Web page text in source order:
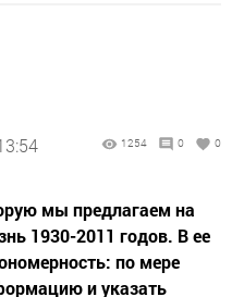
1254 0 0
мы предлагаем на
1930-2011 годов. В ее
по мере
и указать